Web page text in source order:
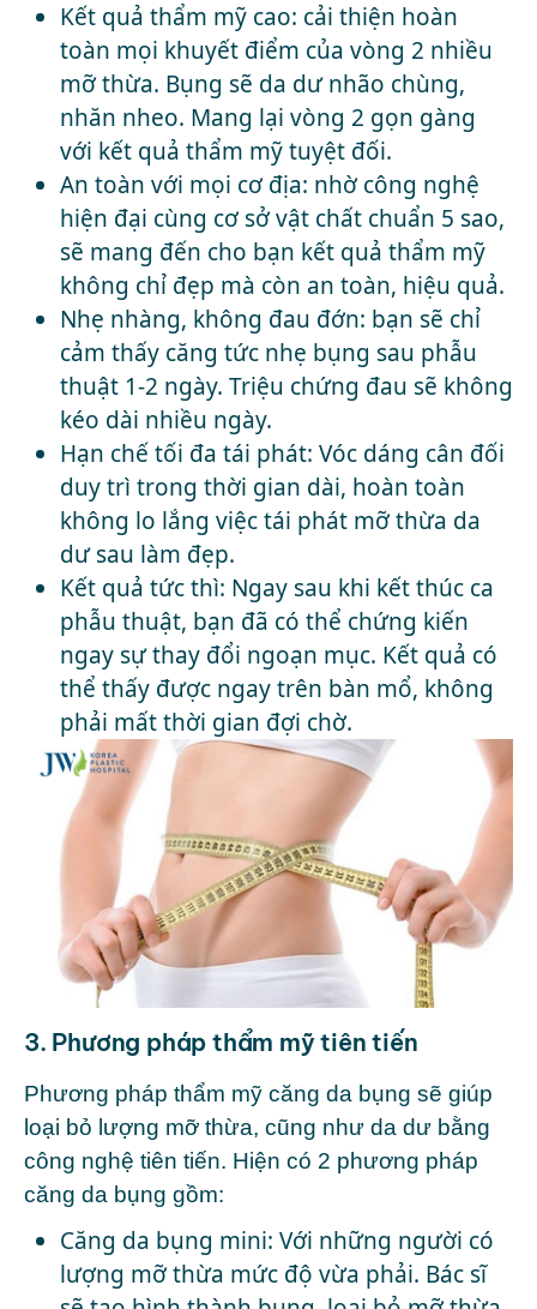
Kết quả thẩm mỹ cao: cải thiện hoàn
toàn mọi khuyết điểm của vòng 2 nhiều
mỡ thừa. Bụng sẽ da dư nhão chùng,
nhăn nheo. Mang lại vòng 2 gọn gàng
với kết quả thẩm mỹ tuyệt đối.
An toàn với mọi cơ địa: nhờ công nghệ
hiện đại cùng cơ sở vật chất chuẩn 5 sao,
sẽ mang đến cho bạn kết quả thẩm mỹ
không chỉ đẹp mà còn an toàn, hiệu quả.
Nhẹ nhàng, không đau đớn: bạn sẽ chỉ
cảm thấy căng tức nhẹ bụng sau phẫu
thuật 1-2 ngày. Triệu chứng đau sẽ không
kéo dài nhiều ngày.
Hạn chế tối đa tái phát: Vóc dáng cân đối
duy trì trong thời gian dài, hoàn toàn
không lo lắng việc tái phát mỡ thừa da
dư sau làm đẹp.
Kết quả tức thì: Ngay sau khi kết thúc ca
phẫu thuật, bạn đã có thể chứng kiến
ngay sự thay đổi ngoạn mục. Kết quả có
thể thấy được ngay trên bàn mổ, không
phải mất thời gian đợi chờ.
3. Phương pháp thẩm mỹ tiên tiến
Phương pháp thẩm mỹ căng da bụng sẽ giúp
loại bỏ lượng mỡ thừa, cũng như da dư bằng
công nghệ tiên tiến. Hiện có 2 phương pháp
căng da bụng gồm:
Căng da bụng mini: Với những người có
lượng mỡ thừa mức độ vừa phải. Bác sĩ